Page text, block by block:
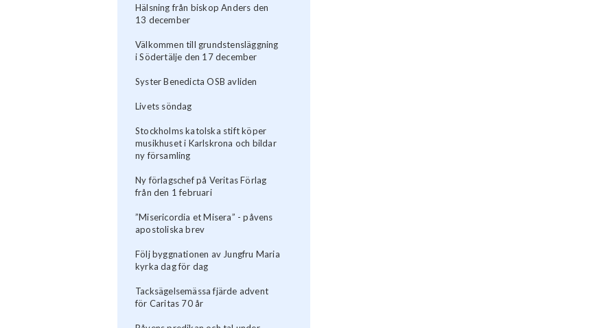
Hälsning från biskop Anders den
13 december
Välkommen till grundstensläggning
i Södertälje den 17 december
Syster Benedicta OSB avliden
Livets söndag
Stockholms katolska stift köper
musikhuset i Karlskrona och bildar
ny församling
Ny förlagschef på Veritas Förlag
från den 1 februari
”Misericordia et Misera” - påvens
apostoliska brev
Följ byggnationen av Jungfru Maria
kyrka dag för dag
Tacksägelsemässa fjärde advent
för Caritas 70 år